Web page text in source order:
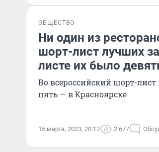
ОБЩЕСТВО
Ни один из
шорт-лист лучших
листе их было
Во всероссийский шорт-
пять — в Красноярске
15 марта, 2023, 20:12 2 677